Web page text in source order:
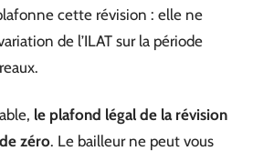
cette révision : elle ne
de l’ILAT sur la période
le plafond légal de la révision
zéro. Le bailleur ne peut vous